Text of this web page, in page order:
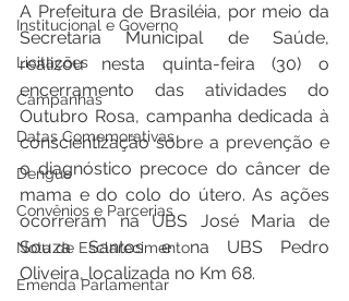
Institucional e Governo
Licitações
Campanhas
Datas Comemorativas
Dengue
Convênios e Parcerias
Nota de Esclarecimento
Emenda Parlamentar
A Prefeitura de Brasiléia, por meio da
Secretaria Municipal de Saúde,
realizou nesta quinta-feira (30) o
encerramento das atividades do
Outubro Rosa, campanha dedicada à
conscientização sobre a prevenção e
o diagnóstico precoce do câncer de
mama e do colo do útero. As ações
ocorreram na UBS José Maria de
Souza Santos e na UBS Pedro
Oliveira, localizada no Km 68.